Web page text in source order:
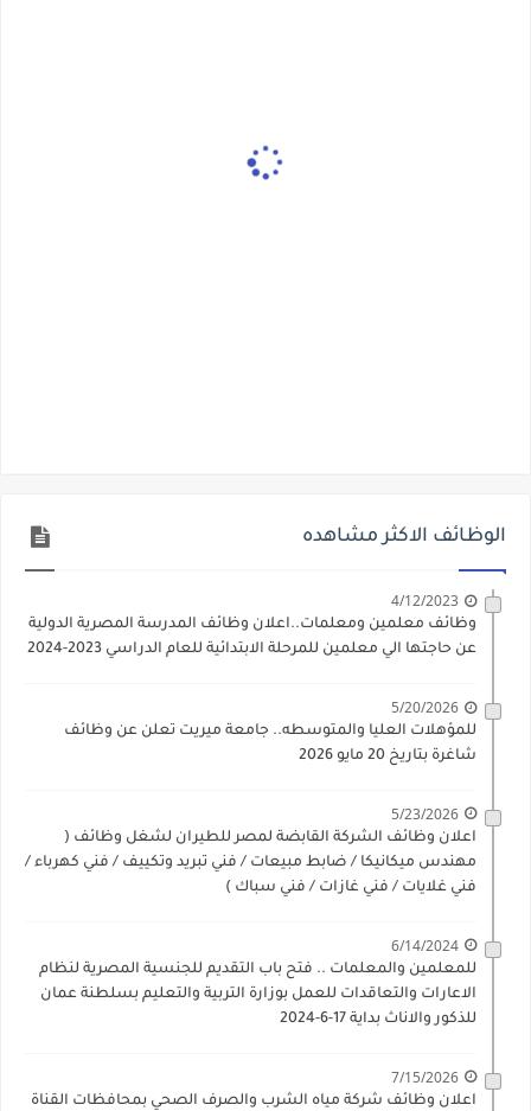
الوظائف الاكثر مشاهده
4/12/2023
وظائف معلمين ومعلمات..اعلان وظائف المدرسة المصرية الدولية
عن حاجتها الي معلمين للمرحلة الابتدائية للعام الدراسي 2023-2024
5/20/2026
للمؤهلات العليا والمتوسطه.. جامعة ميريت تعلن عن وظائف
شاغرة بتاريخ 20 مايو 2026
5/23/2026
اعلان وظائف الشركة القابضة لمصر للطيران لشغل وظائف (
مهندس ميكانيكا / ضابط مبيعات / فني تبريد وتكييف / فني كهرباء /
فني غلايات / فني غازات / فني سباك )
6/14/2024
للمعلمين والمعلمات .. فتح باب التقديم للجنسية المصرية لنظام
الاعارات والتعاقدات للعمل بوزارة التربية والتعليم بسلطنة عمان
للذكور والاناث بداية 17-6-2024
7/15/2026
اعلان وظائف شركة مياه الشرب والصرف الصحي بمحافظات القناة